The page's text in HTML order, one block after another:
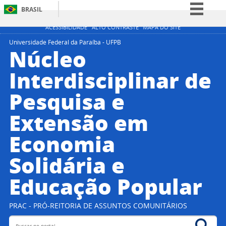
ACESSIBILIDADE ALTO CONTRASTE MAPA DO SITE
BRASIL
Simplifique!
Acesso à informação
Legislação
Universidade Federal da Paraíba - UFPB
Núcleo
Interdisciplinar de
Pesquisa e
Extensão em
Economia
Solidária e
Educação Popular
PRAC - PRÓ-REITORIA DE ASSUNTOS COMUNITÁRIOS
Buscar no portal